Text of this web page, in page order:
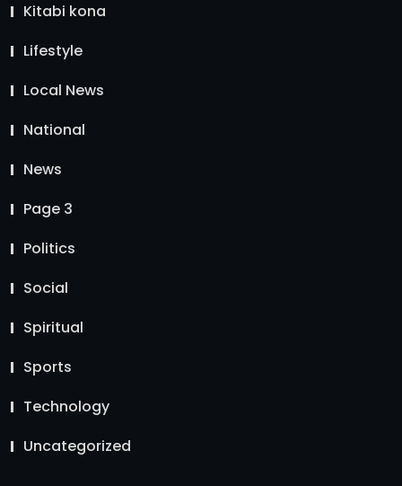
Kitabi kona
Lifestyle
Local News
National
News
Page 3
Politics
Social
Spiritual
Sports
Technology
Uncategorized